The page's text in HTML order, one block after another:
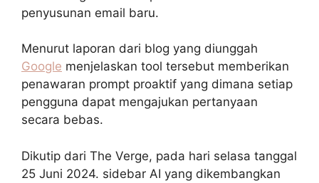
penyusunan email baru.
Menurut laporan dari blog yang diunggah
Google menjelaskan tool tersebut memberikan
penawaran prompt proaktif yang dimana setiap
pengguna dapat mengajukan pertanyaan
secara bebas.
Dikutip dari The Verge, pada hari selasa tanggal
25 Juni 2024. sidebar AI yang dikembangkan